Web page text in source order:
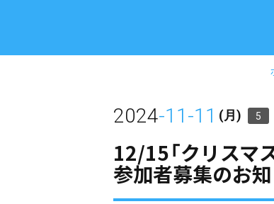
2024-11-11 (月) 5
12/15「クリスマ
参加者募集のお